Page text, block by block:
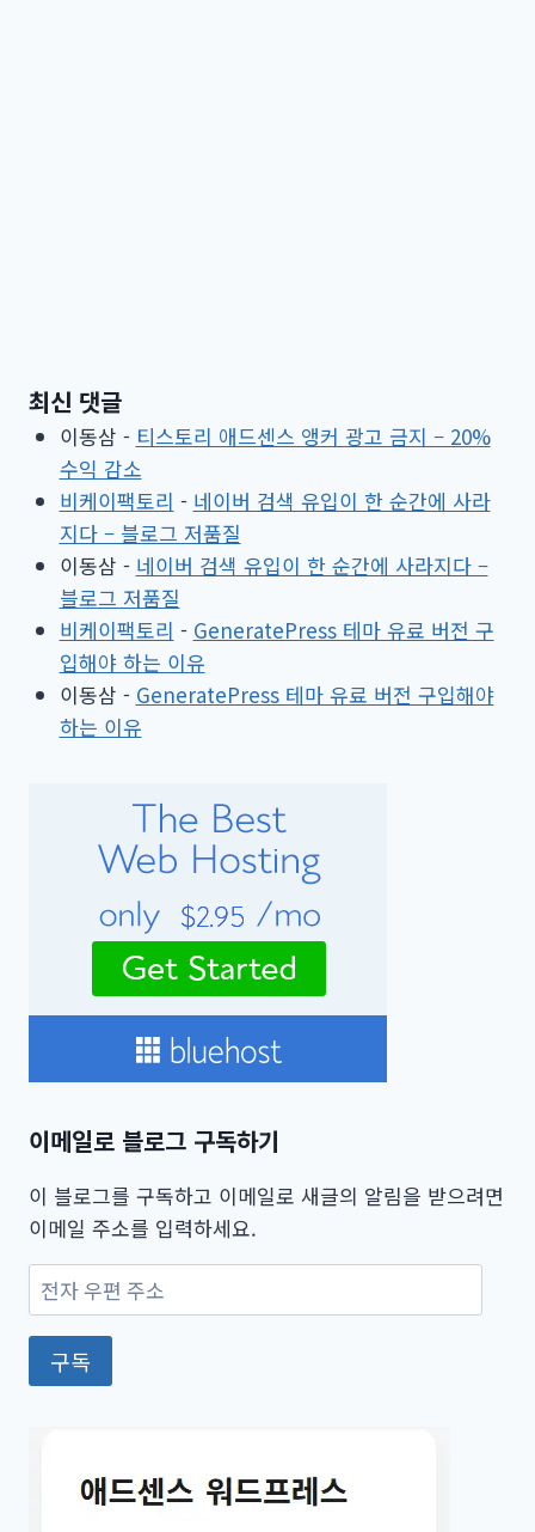
최신 댓글
이동삼 - 티스토리 애드센스 앵커 광고 금지 – 20%
수익 감소
비케이팩토리 - 네이버 검색 유입이 한 순간에 사라
지다 – 블로그 저품질
이동삼 - 네이버 검색 유입이 한 순간에 사라지다 –
블로그 저품질
비케이팩토리 - GeneratePress 테마 유료 버전 구
입해야 하는 이유
이동삼 - GeneratePress 테마 유료 버전 구입해야
하는 이유
이메일로 블로그 구독하기
이 블로그를 구독하고 이메일로 새글의 알림을 받으려면
이메일 주소를 입력하세요.
전
자
우
편
구독